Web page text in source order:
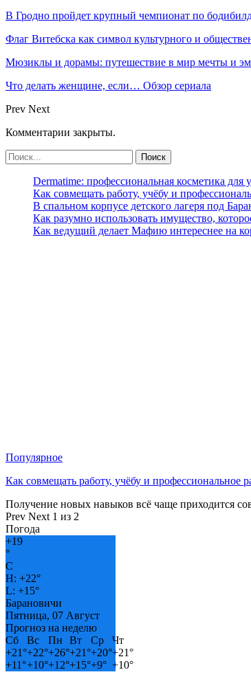
В Гродно пройдет крупный чемпионат по
Флаг Витебска как символ культурного и
Мюзиклы и дорамы: путешествие в мир мечты и
Что делать женщине, если… Обзор сериала
Prev Next
Комментарии закрыты.
Dermatime: профессиональная косметика для
Как совмещать работу, учёбу и
В спальном корпусе детского лагеря под
Как разумно использовать имущество,
Как ведущий делает Мафию интереснее на
Популярное
Как совмещать работу, учёбу и профессиональное
Получение новых навыков всё чаще приходится
Prev Next 1 из 2
Погода
+19
°
C
H: +22°
L: +15°
Барановичи
Пятница, 07 Август
Прогноз на неделю
Сб
Вс Пн Вт Ср
Чт
+21°+22°+26°+21°+20°+21°
+11°+10°+12°+15°+9° +10°